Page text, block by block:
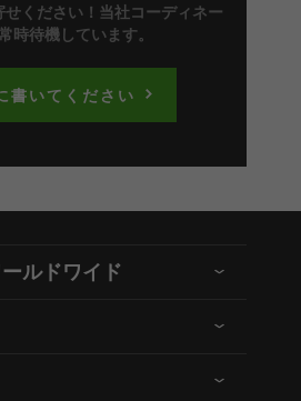
せください！当社コーディネー
時待機しています。
書いてください
ールドワイド